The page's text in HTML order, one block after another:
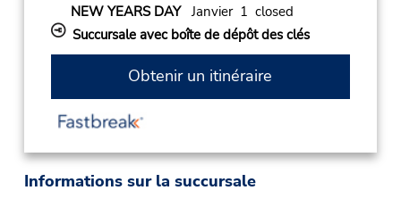
NEW YEARS DAYJanvier 1 closed
Succursale avec boîte de dépôt des clés
Obtenir un itinéraire
Informations sur la succursale